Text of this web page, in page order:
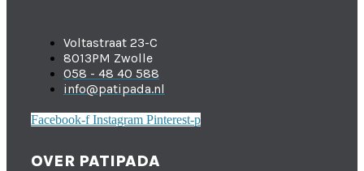
Voltastraat 23-C
8013PM Zwolle
058 - 48 40 588
info@patipada.nl
Facebook-f Instagram Pinterest-p
OVER PATIPADA